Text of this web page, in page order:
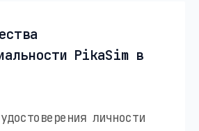
PikaSim в
личности